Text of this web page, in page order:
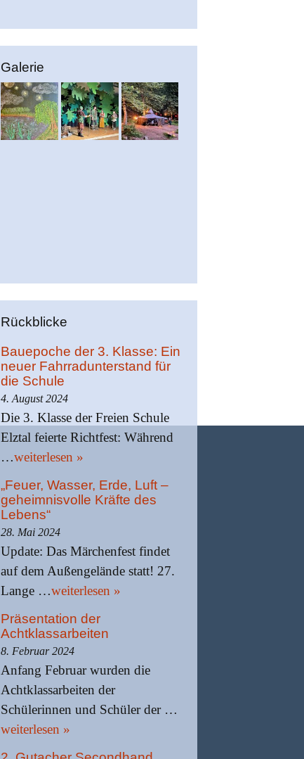
Galerie
Rückblicke
Bauepoche der 3. Klasse: Ein
neuer Fahrradunterstand für
die Schule
4. August 2024
Die 3. Klasse der Freien Schule
Elztal feierte Richtfest: Während
…weiterlesen »
„Feuer, Wasser, Erde, Luft –
geheimnisvolle Kräfte des
Lebens“
28. Mai 2024
Update: Das Märchenfest findet
auf dem Außengelände statt! 27.
Lange …weiterlesen »
Präsentation der
Achtklassarbeiten
8. Februar 2024
Anfang Februar wurden die
Achtklassarbeiten der
Schülerinnen und Schüler der …
weiterlesen »